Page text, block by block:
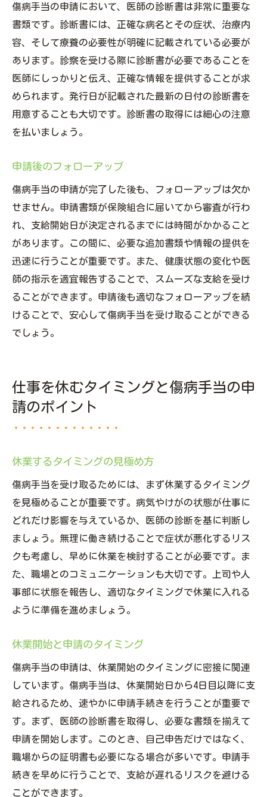
傷病手当の申請において、医師の診断書は非常に重要な
書類です。診断書には、正確な病名とその症状、治療内
容、そして療養の必要性が明確に記載されている必要が
あります。診察を受ける際に診断書が必要であることを
医師にしっかりと伝え、正確な情報を提供することが求
められます。発行日が記載された最新の日付の診断書を
用意することも大切です。診断書の取得には細心の注意
を払いましょう。
申請後のフォローアップ
傷病手当の申請が完了した後も、フォローアップは欠か
せません。申請書類が保険組合に届いてから審査が行わ
れ、支給開始日が決定されるまでには時間がかかること
があります。この間に、必要な追加書類や情報の提供を
迅速に行うことが重要です。また、健康状態の変化や医
師の指示を適宜報告することで、スムーズな支給を受け
ることができます。申請後も適切なフォローアップを続
けることで、安心して傷病手当を受け取ることができる
でしょう。
仕事を休むタイミングと傷病手当の申
請のポイント
休業するタイミングの見極め方
傷病手当を受け取るためには、まず休業するタイミング
を見極めることが重要です。病気やけがの状態が仕事に
どれだけ影響を与えているか、医師の診断を基に判断し
ましょう。無理に働き続けることで症状が悪化するリス
クも考慮し、早めに休業を検討することが必要です。ま
た、職場とのコミュニケーションも大切です。上司や人
事部に状態を報告し、適切なタイミングで休業に入れる
ように準備を進めましょう。
休業開始と申請のタイミング
傷病手当の申請は、休業開始のタイミングに密接に関連
しています。傷病手当は、休業開始日から4日目以降に支
給されるため、速やかに申請手続きを行うことが重要で
す。まず、医師の診断書を取得し、必要な書類を揃えて
申請を開始します。このとき、自己申告だけではなく、
職場からの証明書も必要になる場合が多いです。申請手
続きを早めに行うことで、支給が遅れるリスクを避ける
ことができます。